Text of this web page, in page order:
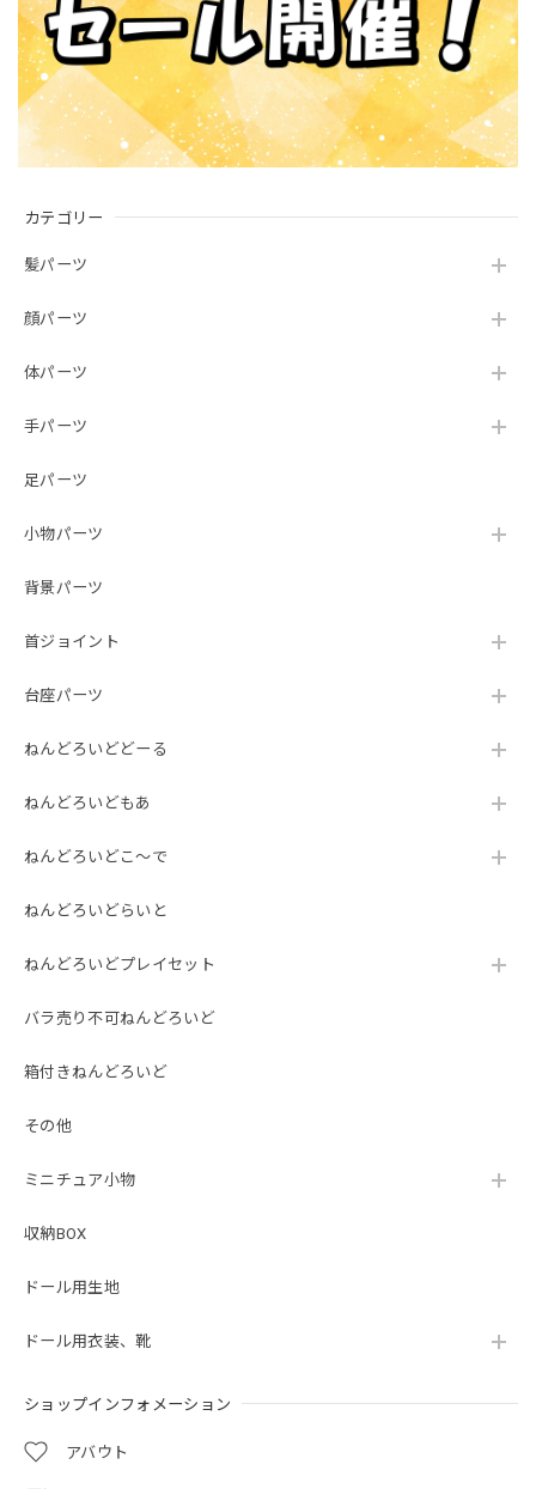
カテゴリー
髪パーツ
顔パーツ
体パーツ
手パーツ
足パーツ
小物パーツ
背景パーツ
首ジョイント
台座パーツ
ねんどろいどどーる
ねんどろいどもあ
ねんどろいどこ～で
ねんどろいどらいと
ねんどろいどプレイセット
バラ売り不可ねんどろいど
箱付きねんどろいど
その他
ミニチュア小物
収納BOX
ドール用生地
ドール用衣装、靴
ショップインフォメーション
アバウト